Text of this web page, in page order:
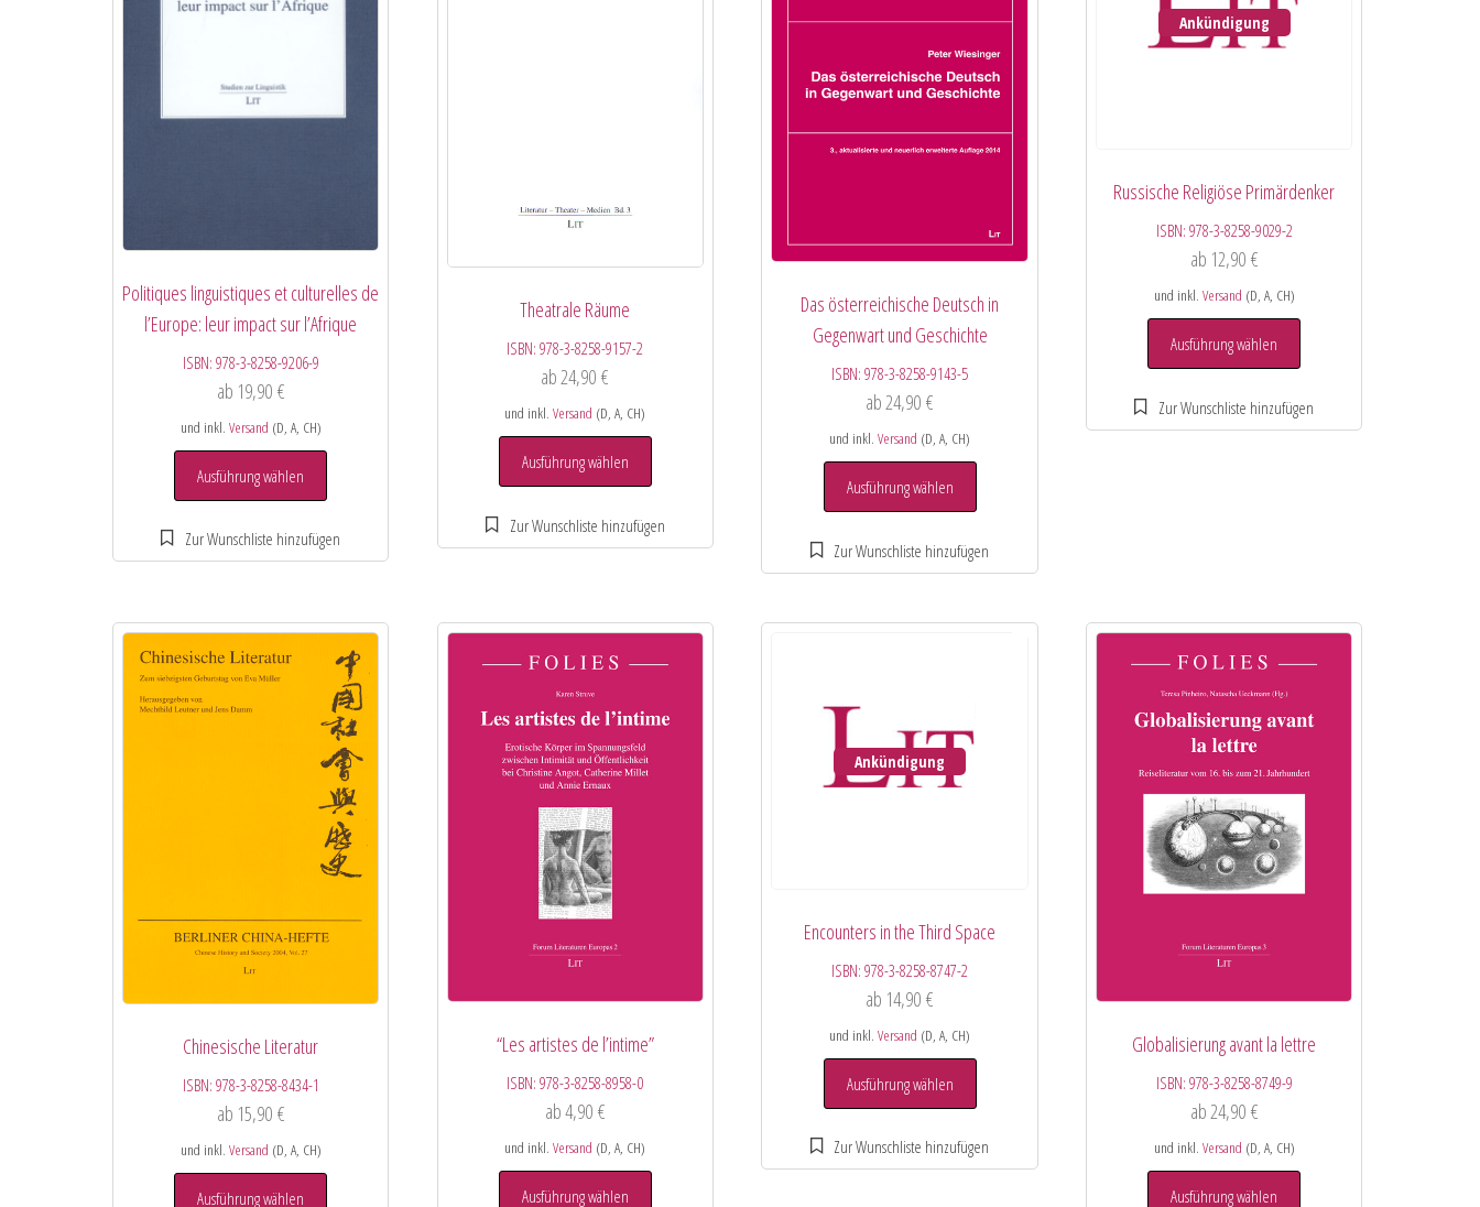
Politiques linguistiques et culturelles de
l’Europe: leur impact sur l’Afrique
ISBN: 978-3-8258-9206-9
ab 19,90 €
und inkl. Versand (D, A, CH)
Ausführung wählen
Theatrale Räume
ISBN:978-3-8258-9157-2
ab24,90€
und inkl.Versand (D, A, CH)
Ausführung wählen
Das österreichische Deutsch in
Gegenwart und Geschichte
ISBN:978-3-8258-9143-5
ab24,90€
und inkl.Versand (D, A, CH)
Ausführung wählen
Ankündigung
Russische Religiöse Primärdenker
ISBN: 978-3-8258-9029-2
ab 12,90 €
und inkl. Versand (D, A, CH)
Ausführung wählen
Chinesische Literatur
ISBN: 978-3-8258-8434-1
ab 15,90 €
und inkl. Versand (D, A, CH)
Ausführung wählen
“Les artistes de l’intime”
ISBN:978-3-8258-8958-0
ab4,90 €
und inkl.Versand (D, A, CH)
Ausführung wählen
Ankündigung
Encounters in the Third Space
ISBN:978-3-8258-8747-2
ab 14,90€
und inkl.Versand (D, A, CH)
Ausführung wählen
Globalisierung avant la lettre
ISBN: 978-3-8258-8749-9
ab 24,90 €
und inkl. Versand (D, A, CH)
Ausführung wählen